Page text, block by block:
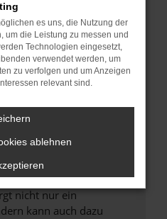
wie Werbeblocker,
Seiten
die Seite in einem
in einem privaten
vorübergehende
Browser und dein
neuesten Stand
nicht nur ein
kann auch dazu
es uns, die Nutzung der
um die Leistung zu messen und
Technologien eingesetzt,
verwendet werden, um
zu verfolgen und um Anzeigen
relevant sind.
ablehnen